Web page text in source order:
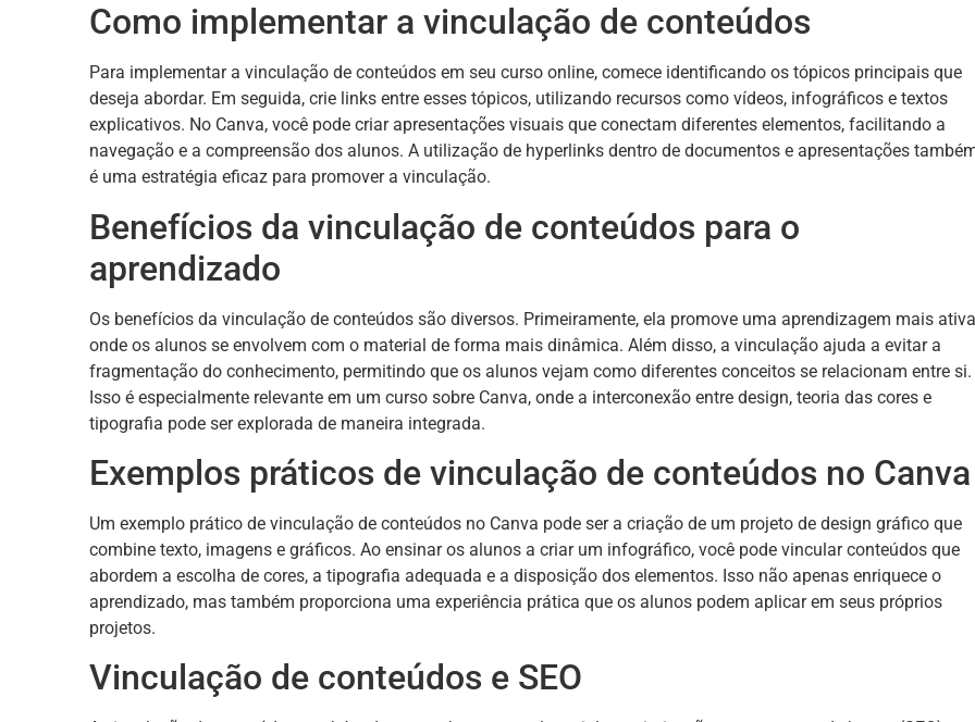
Como implementar a vinculação de conteúdos
Para implementar a vinculação de conteúdos em seu curso online, comece identificando os tópicos principais que
deseja abordar. Em seguida, crie links entre esses tópicos, utilizando recursos como vídeos, infográficos e textos
explicativos. No Canva, você pode criar apresentações visuais que conectam diferentes elementos, facilitando a
navegação e a compreensão dos alunos. A utilização de hyperlinks dentro de documentos e apresentações
é uma estratégia eficaz para promover a vinculação.
Benefícios da vinculação de conteúdos para o
aprendizado
Os benefícios da vinculação de conteúdos são diversos. Primeiramente, ela promove uma aprendizagem mais
onde os alunos se envolvem com o material de forma mais dinâmica. Além disso, a vinculação ajuda a evitar a
fragmentação do conhecimento, permitindo que os alunos vejam como diferentes conceitos se relacionam entre si.
Isso é especialmente relevante em um curso sobre Canva, onde a interconexão entre design, teoria das cores e
tipografia pode ser explorada de maneira integrada.
Exemplos práticos de vinculação de conteúdos no Canva
Um exemplo prático de vinculação de conteúdos no Canva pode ser a criação de um projeto de design gráfico que
combine texto, imagens e gráficos. Ao ensinar os alunos a criar um infográfico, você pode vincular conteúdos que
abordem a escolha de cores, a tipografia adequada e a disposição dos elementos. Isso não apenas enriquece o
aprendizado, mas também proporciona uma experiência prática que os alunos podem aplicar em seus próprios
projetos.
Vinculação de conteúdos e SEO